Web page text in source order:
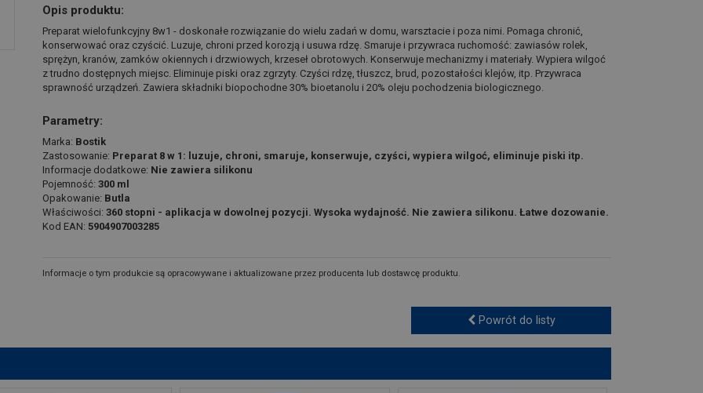
Opis produktu:
Preparat wielofunkcyjny 8w1 - doskonałe rozwiązanie do wielu zadań w domu, warsztacie i poza nimi. Pomaga chronić,
konserwować oraz czyścić. Luzuje, chroni przed korozją i usuwa rdzę. Smaruje i przywraca ruchomość: zawiasów rolek,
sprężyn, kranów, zamków okiennych i drzwiowych, krzeseł obrotowych. Konserwuje mechanizmy i materiały. Wypiera wilgoć
z trudno dostępnych miejsc. Eliminuje piski oraz zgrzyty. Czyści rdzę, tłuszcz, brud, pozostałości klejów, itp. Przywraca
sprawność urządzeń. Zawiera składniki biopochodne 30% bioetanolu i 20% oleju pochodzenia biologicznego.
Parametry:
Marka: Bostik
Zastosowanie: Preparat 8 w 1: luzuje, chroni, smaruje, konserwuje, czyści, wypiera wilgoć, eliminuje piski itp.
Informacje dodatkowe: Nie zawiera silikonu
Pojemność: 300 ml
Opakowanie: Butla
Właściwości: 360 stopni - aplikacja w dowolnej pozycji. Wysoka wydajność. Nie zawiera silikonu. Łatwe dozowanie.
Kod EAN: 5904907003285
Informacje o tym produkcie są opracowywane i aktualizowane przez producenta lub dostawcę produktu.
Powrót do listy